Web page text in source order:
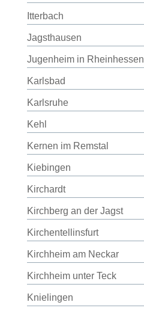
Itterbach
Jagsthausen
Jugenheim in Rheinhessen
Karlsbad
Karlsruhe
Kehl
Kernen im Remstal
Kiebingen
Kirchardt
Kirchberg an der Jagst
Kirchentellinsfurt
Kirchheim am Neckar
Kirchheim unter Teck
Knielingen